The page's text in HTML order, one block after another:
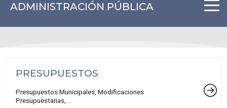
ADMINISTRACIÓN PÚBLICA
PRESUPUESTOS
Presupuestos Municipales, Modificaciones
Presupuestarias,...